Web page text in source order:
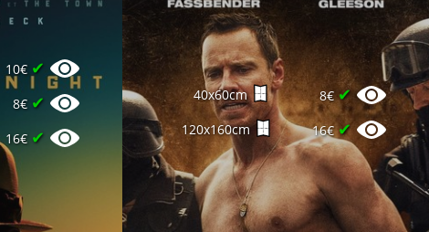
10€ ✔
8€ ✔
16€ ✔
40x60cm 8€✔
120x160cm 16€✔